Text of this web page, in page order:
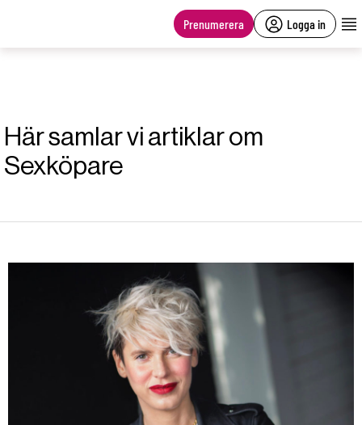
Prenumerera Logga in
Här samlar vi artiklar om
Sexköpare